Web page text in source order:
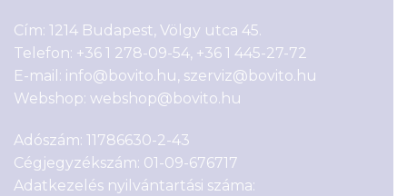
Cím: 1214 Budapest, Völgy utca 45.
Telefon: +36 1 278-09-54, +36 1 445-27-72
E-mail: info@bovito.hu, szerviz@bovito.hu
Webshop: webshop@bovito.hu
Adószám: 11786630-2-43
Cégjegyzékszám: 01-09-676717
Adatkezelés nyilvántartási száma: